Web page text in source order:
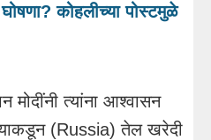
कोहलीच्या पोस्टमुळे
मोदींनी त्यांना आश्वासन
(Russia) तेल खरेदी